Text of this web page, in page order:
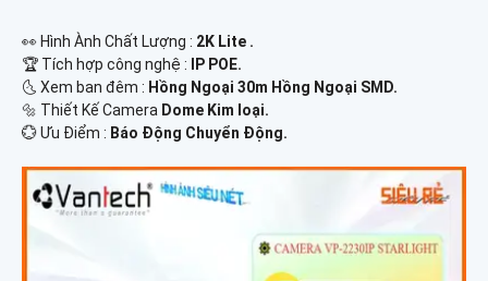
️👀 Hình Ành Chất Lượng : 2K Lite .
🏆 Tích hợp công nghệ :
IP POE.
🌜 Xem ban đêm : Hồng Ngoại 30m Hồng Ngoại SMD.
🔩 Thiết Kế Camera Dome Kim loại.
️💮 Ưu Điểm : Báo Động Chuyển Động.